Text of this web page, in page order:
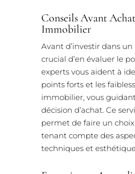
Conseils Avant Achat
Immobilier
Avant d’investir dans un
crucial d’en évaluer le
experts vous aident à
points forts et les
immobilier, vous
décision d’achat. Ce
permet de faire un
tenant compte des
techniques et